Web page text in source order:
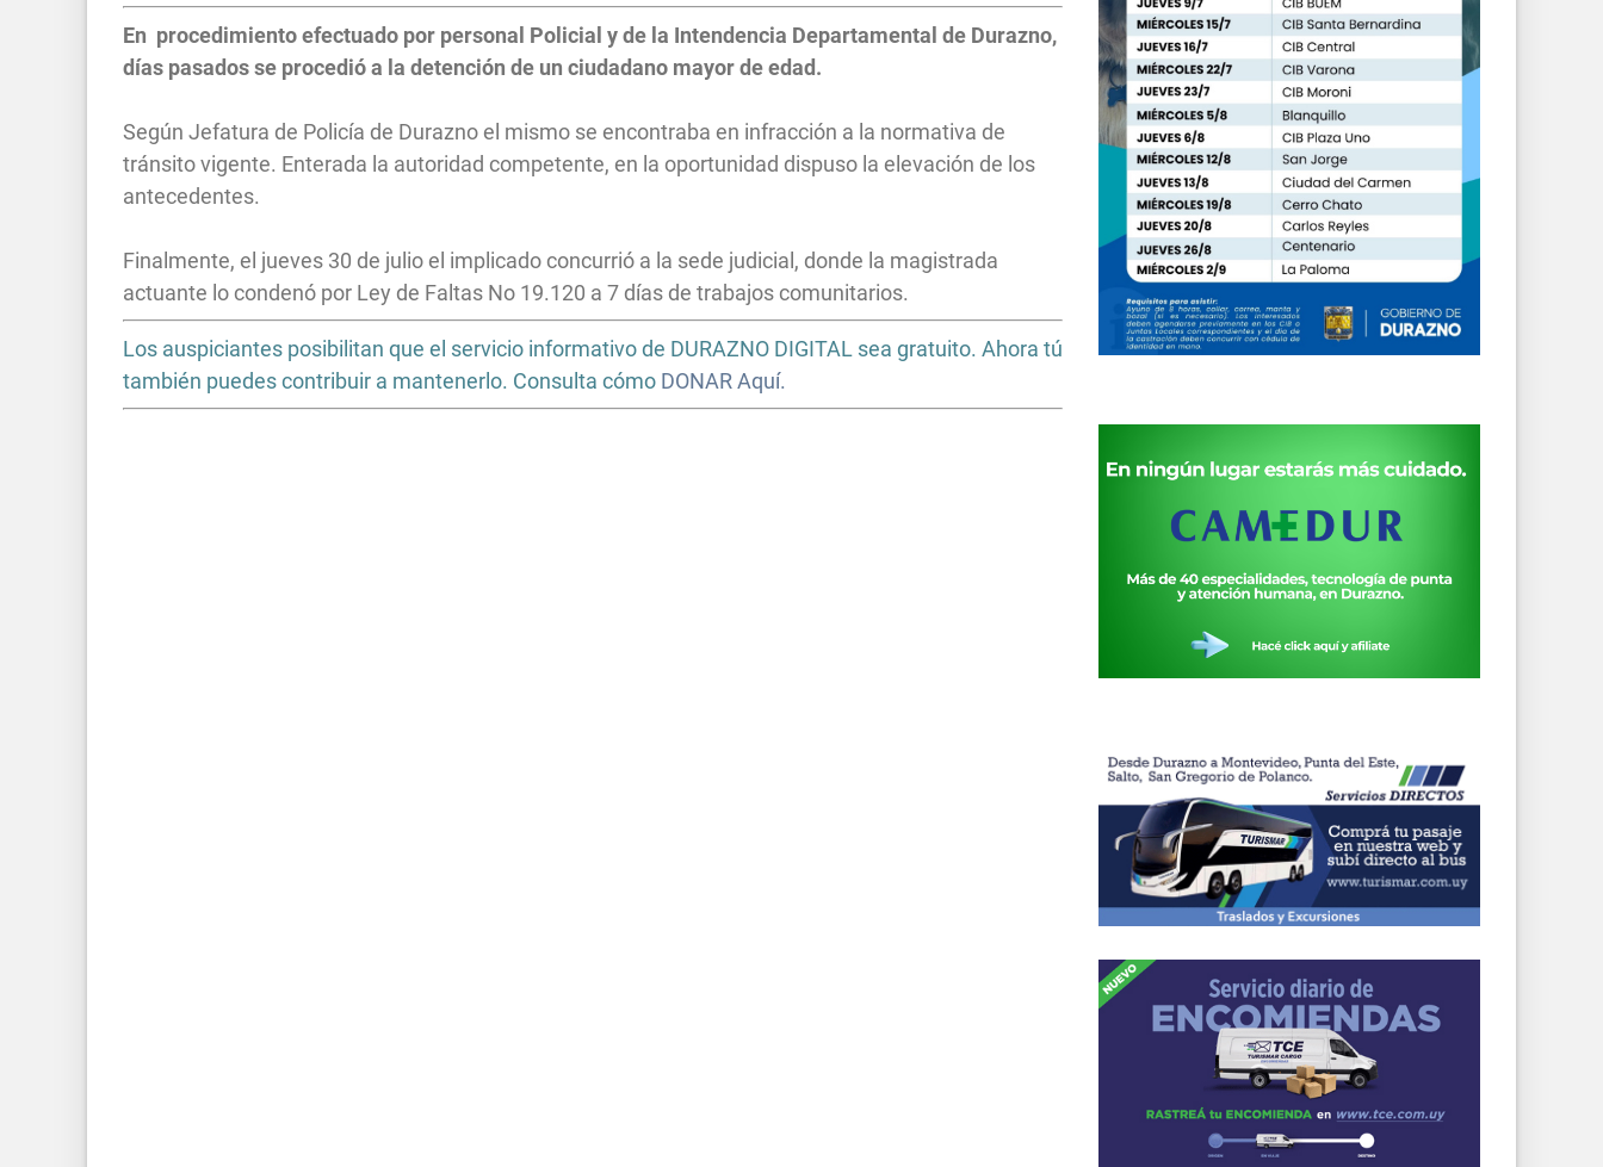
En procedimiento efectuado por personal Policial y de la Intendencia Departamental de Durazno,
días pasados se procedió a la detención de un ciudadano mayor de edad.
Según Jefatura de Policía de Durazno el mismo se encontraba en infracción a la normativa de
tránsito vigente. Enterada la autoridad competente, en la oportunidad dispuso la elevación de los
antecedentes.
Finalmente, el jueves 30 de julio el implicado concurrió a la sede judicial, donde la magistrada
actuante lo condenó por Ley de Faltas No 19.120 a 7 días de trabajos comunitarios.
Los auspiciantes posibilitan que el servicio informativo de DURAZNO DIGITAL sea gratuito. Ahora tú
también puedes contribuir a mantenerlo. Consulta cómo DONAR Aquí.